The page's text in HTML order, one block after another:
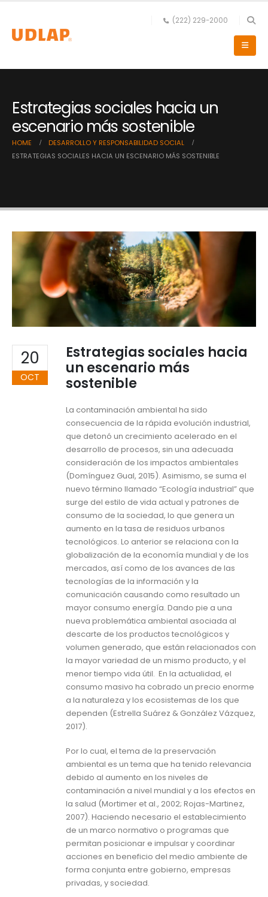
(222) 229-2000
Estrategias sociales hacia un
escenario más sostenible
HOME
DESARROLLO Y RESPONSABILIDAD SOCIAL
ESTRATEGIAS SOCIALES HACIA UN ESCENARIO MÁS SOSTENIBLE
20
OCT
Estrategias sociales hacia
un escenario más
sostenible
La contaminación ambiental ha sido
consecuencia de la rápida evolución industrial,
que detonó un crecimiento acelerado en el
desarrollo de procesos, sin una adecuada
consideración de los impactos ambientales
(Domínguez Gual, 2015). Asimismo, se suma el
nuevo término llamado “Ecología industrial” que
surge del estilo de vida actual y patrones de
consumo de la sociedad, lo que genera un
aumento en la tasa de residuos urbanos
tecnológicos. Lo anterior se relaciona con la
globalización de la economía mundial y de los
mercados, así como de los avances de las
tecnologías de la información y la
comunicación causando como resultado un
mayor consumo energía. Dando pie a una
nueva problemática ambiental asociada al
descarte de los productos tecnológicos y
volumen generado, que están relacionados con
la mayor variedad de un mismo producto, y el
menor tiempo vida útil. En la actualidad, el
consumo masivo ha cobrado un precio enorme
a la naturaleza y los ecosistemas de los que
dependen (Estrella Suárez & González Vázquez,
2017).
Por lo cual, el tema de la preservación
ambiental es un tema que ha tenido relevancia
debido al aumento en los niveles de
contaminación a nivel mundial y a los efectos en
la salud (Mortimer et al., 2002; Rojas-Martinez,
2007). Haciendo necesario el establecimiento
de un marco normativo o programas que
permitan posicionar e impulsar y coordinar
acciones en beneficio del medio ambiente de
forma conjunta entre gobierno, empresas
privadas, y sociedad.